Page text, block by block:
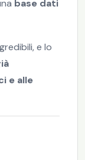
base dati
e lo
e alle